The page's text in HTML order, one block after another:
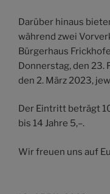
Darüber hinaus
während zwei
Bürgerhaus
Donnerstag, den 23.
den 2. März 2023,
Der Eintritt beträgt
bis 14 Jahre 5,–.
Wir freuen uns auf